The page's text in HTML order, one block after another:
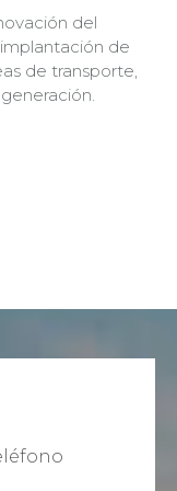
del
implantación de
de transporte,